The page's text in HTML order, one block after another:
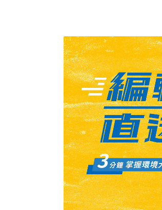
共中央委員會和國務院剛
方媒體新華社形容這一決
經濟特區和上海浦東新區
計、國家大事」。